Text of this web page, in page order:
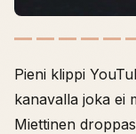
Pieni klippi
kanavalla joka ei
Miettinen